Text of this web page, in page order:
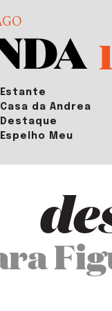
Estante
Casa da Andrea
Destaque
Espelho Meu